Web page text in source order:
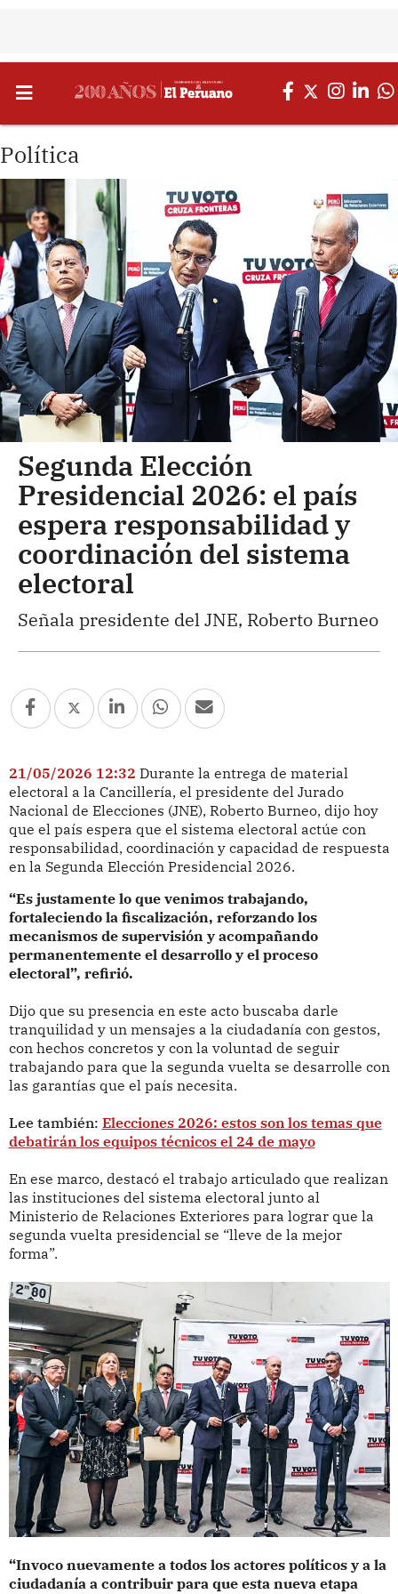
Política
Segunda Elección
Presidencial 2026: el país
espera responsabilidad y
coordinación del sistema
electoral
Señala presidente del JNE, Roberto Burneo
21/05/2026 12:32 Durante la entrega de material
electoral a la Cancillería, el presidente del Jurado
Nacional de Elecciones (JNE), Roberto Burneo, dijo hoy
que el país espera que el sistema electoral actúe con
responsabilidad, coordinación y capacidad de respuesta
en la Segunda Elección Presidencial 2026.
“Es justamente lo que venimos trabajando,
fortaleciendo la fiscalización, reforzando los
mecanismos de supervisión y acompañando
permanentemente el desarrollo y el proceso
electoral”, refirió.
Dijo que su presencia en este acto buscaba darle
tranquilidad y un mensajes a la ciudadanía con gestos,
con hechos concretos y con la voluntad de seguir
trabajando para que la segunda vuelta se desarrolle con
las garantías que el país necesita.
Lee también: Elecciones 2026: estos son los temas que
debatirán los equipos técnicos el 24 de mayo
En ese marco, destacó el trabajo articulado que realizan
las instituciones del sistema electoral junto al
Ministerio de Relaciones Exteriores para lograr que la
segunda vuelta presidencial se “lleve de la mejor
forma”.
“Invoco nuevamente a todos los actores políticos y a la
ciudadanía a contribuir para que esta nueva etapa